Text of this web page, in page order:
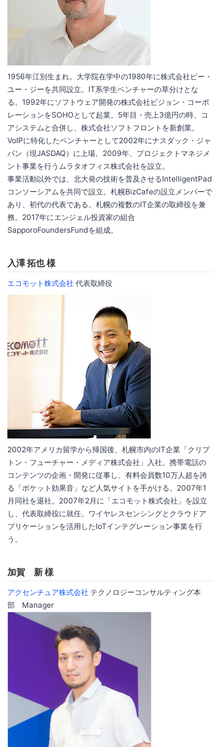
1956年江別生まれ。大学院在学中の1980年に株式会社ビー・
ユー・ジーを共同設立。IT系学生ベンチャーの草分けとな
る。1992年にソフトウェア開発の株式会社ビジョン・コーポ
レーションをSOHOとして起業。5年目・売上3億円の時、コ
アシステムと合併し、株式会社ソフトフロントを新創業。
VoIPに特化したベンチャーとして2002年にナスダック・ジャ
パン（現JASDAQ）に上場。2009年、プロジェクトマネジメ
ント事業を行うムラタオフィス株式会社を設立。
事業活動以外では、北大発の技術を普及させるIntelligentPad
コンソーシアムを共同で設立。札幌BizCafeの設立メンバーで
あり、初代の代表である。札幌の複数のIT企業の取締役を兼
務。2017年にエンジェル投資家の組合
SapporoFoundersFundを組成。
入澤 拓也 様
エコモット株式会社 代表取締役
2002年アメリカ留学から帰国後、札幌市内のIT企業「クリプ
トン・フューチャー・メディア株式会社」入社。携帯電話の
コンテンツの企画・開発に従事し、有料会員数10万人超を誇
る「ポケット効果音」など人気サイトを手がける。2007年1
月同社を退社。2007年2月に「エコモット株式会社」を設立
し、代表取締役に就任。ワイヤレスセンシングとクラウドア
プリケーションを活用したIoTインテグレーション事業を行
う。
加賀 新 様
アクセンチュア株式会社 テクノロジーコンサルティング本
部 Manager